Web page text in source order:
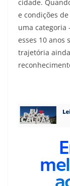
cidade.
e condições
uma categoria
esses 10 anos
trajetória